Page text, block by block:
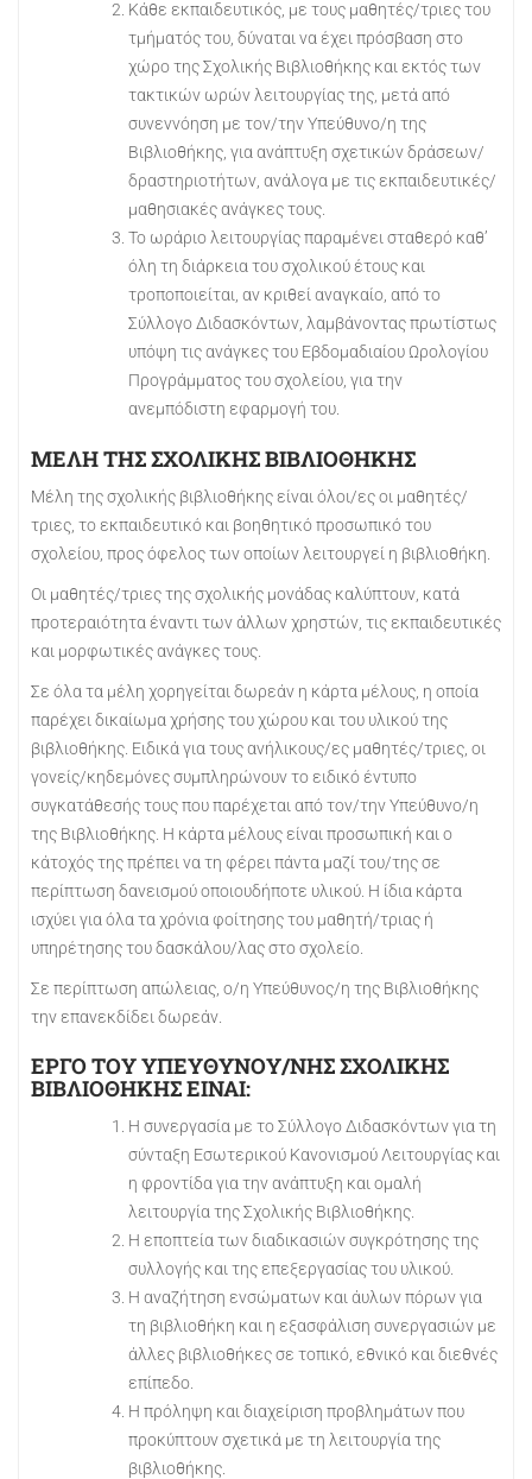
Κάθε εκπαιδευτικός, με τους μαθητές/τριες του
τμήματός του, δύναται να έχει πρόσβαση στο
χώρο της Σχολικής Βιβλιοθήκης και εκτός των
τακτικών ωρών λειτουργίας της, μετά από
συνεννόηση με τον/την Υπεύθυνο/η της
Βιβλιοθήκης, για ανάπτυξη σχετικών δράσεων/
δραστηριοτήτων, ανάλογα με τις εκπαιδευτικές/
μαθησιακές ανάγκες τους.
Το ωράριο λειτουργίας παραμένει σταθερό καθ’
όλη τη διάρκεια του σχολικού έτους και
τροποποιείται, αν κριθεί αναγκαίο, από το
Σύλλογο Διδασκόντων, λαμβάνοντας πρωτίστως
υπόψη τις ανάγκες του Εβδομαδιαίου Ωρολογίου
Προγράμματος του σχολείου, για την
ανεμπόδιστη εφαρμογή του.
ΜΕΛΗ ΤΗΣ ΣΧΟΛΙΚΗΣ ΒΙΒΛΙΟΘΗΚΗΣ
Μέλη της σχολικής βιβλιοθήκης είναι όλοι/ες οι μαθητές/
τριες, το εκπαιδευτικό και βοηθητικό προσωπικό του
σχολείου, προς όφελος των οποίων λειτουργεί η βιβλιοθήκη.
Οι μαθητές/τριες της σχολικής μονάδας καλύπτουν, κατά
προτεραιότητα έναντι των άλλων χρηστών, τις εκπαιδευτικές
και μορφωτικές ανάγκες τους.
Σε όλα τα μέλη χορηγείται δωρεάν η κάρτα μέλους, η οποία
παρέχει δικαίωμα χρήσης του χώρου και του υλικού της
βιβλιοθήκης. Ειδικά για τους ανήλικους/ες μαθητές/τριες, οι
γονείς/κηδεμόνες συμπληρώνουν το ειδικό έντυπο
συγκατάθεσής τους που παρέχεται από τον/την Υπεύθυνο/η
της Βιβλιοθήκης. Η κάρτα μέλους είναι προσωπική και ο
κάτοχός της πρέπει να τη φέρει πάντα μαζί του/της σε
περίπτωση δανεισμού οποιουδήποτε υλικού. Η ίδια κάρτα
ισχύει για όλα τα χρόνια φοίτησης του μαθητή/τριας ή
υπηρέτησης του δασκάλου/λας στο σχολείο.
Σε περίπτωση απώλειας, ο/η Υπεύθυνος/η της Βιβλιοθήκης
την επανεκδίδει δωρεάν.
ΕΡΓΟ ΤΟΥ ΥΠΕΥΘΥΝΟΥ/ΝΗΣ ΣΧΟΛΙΚΗΣ
ΒΙΒΛΙΟΘΗΚΗΣ ΕΙΝΑΙ:
Η συνεργασία με το Σύλλογο Διδασκόντων για τη
σύνταξη Εσωτερικού Κανονισμού Λειτουργίας και
η φροντίδα για την ανάπτυξη και ομαλή
λειτουργία της Σχολικής Βιβλιοθήκης.
Η εποπτεία των διαδικασιών συγκρότησης της
συλλογής και της επεξεργασίας του υλικού.
Η αναζήτηση ενσώματων και άυλων πόρων για
τη βιβλιοθήκη και η εξασφάλιση συνεργασιών με
άλλες βιβλιοθήκες σε τοπικό, εθνικό και διεθνές
επίπεδο.
Η πρόληψη και διαχείριση προβλημάτων που
προκύπτουν σχετικά με τη λειτουργία της
βιβλιοθήκης.